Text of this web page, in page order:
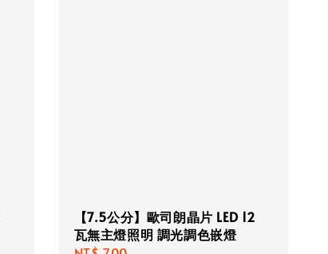
【7.5公分】歐司朗晶片 LED 12
瓦無主燈照明 調光調色嵌燈